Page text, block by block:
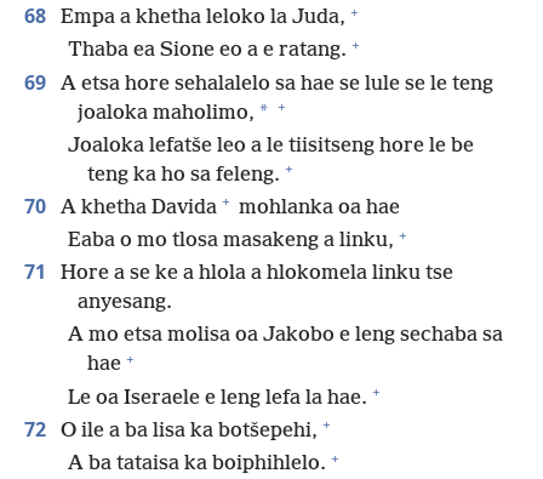
68 Empa a khetha leloko la Juda, +
Thaba ea Sione eo a e ratang. +
69
A etsa hore sehalalelo sa hae se lule se le teng
joaloka maholimo, * +
Joaloka lefatše leo a le tiisitseng hore le be
teng ka ho sa feleng. +
70 A khetha Davida + mohlanka oa hae
Eaba o mo tlosa masakeng a linku, +
71
Hore a se ke a hlola a hlokomela linku tse
anyesang.
A mo etsa molisa oa Jakobo e leng sechaba sa
hae +
Le oa Iseraele e leng lefa la hae. +
72 O ile a ba lisa ka botšepehi, +
A ba tataisa ka boiphihlelo. +